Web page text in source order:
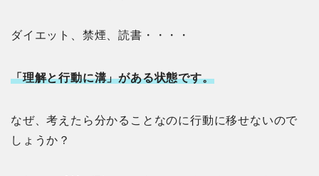
ダイエット、禁煙、読書・・・・
「理解と行動に溝」がある状態です。
なぜ、考えたら分かることなのに行動に移せないので
しょうか？